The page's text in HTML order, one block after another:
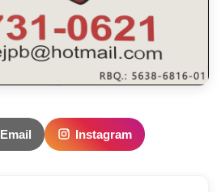
Email Instagram